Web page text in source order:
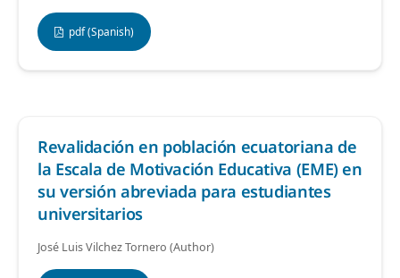
pdf (Spanish)
Revalidación en población ecuatoriana de
la Escala de Motivación Educativa (EME) en
su versión abreviada para estudiantes
universitarios
José Luis Vilchez Tornero (Author)